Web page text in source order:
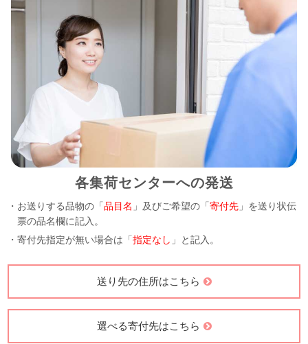
各集荷センターへの発送
・お送りする品物の「品目名 」及びご希望の「寄付先 」を送り状伝
票の品名欄に記入。
・寄付先指定が無い場合は「指定なし 」と記入。
送り先の住所はこちら
選べる寄付先はこちら